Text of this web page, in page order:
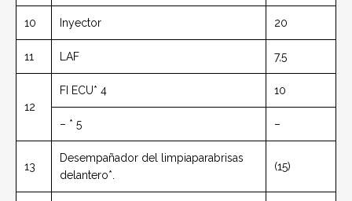
10 Inyector 20
11 LAF 7,5
12
FI ECU* 4 10
– * 5 –
13
Desempañador del limpiaparabrisas
delantero*.
(15)